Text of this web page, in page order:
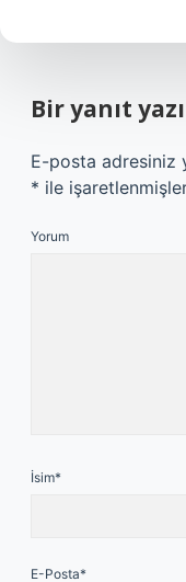
Bir yanıt
E-posta adresiniz
* ile
Yorum
İsim*
E-Posta*